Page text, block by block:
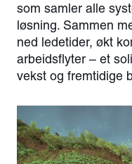
som samler alle
løsning. Sammen
ned ledetider, økt
arbeidsflyter – et
vekst og fremtidige